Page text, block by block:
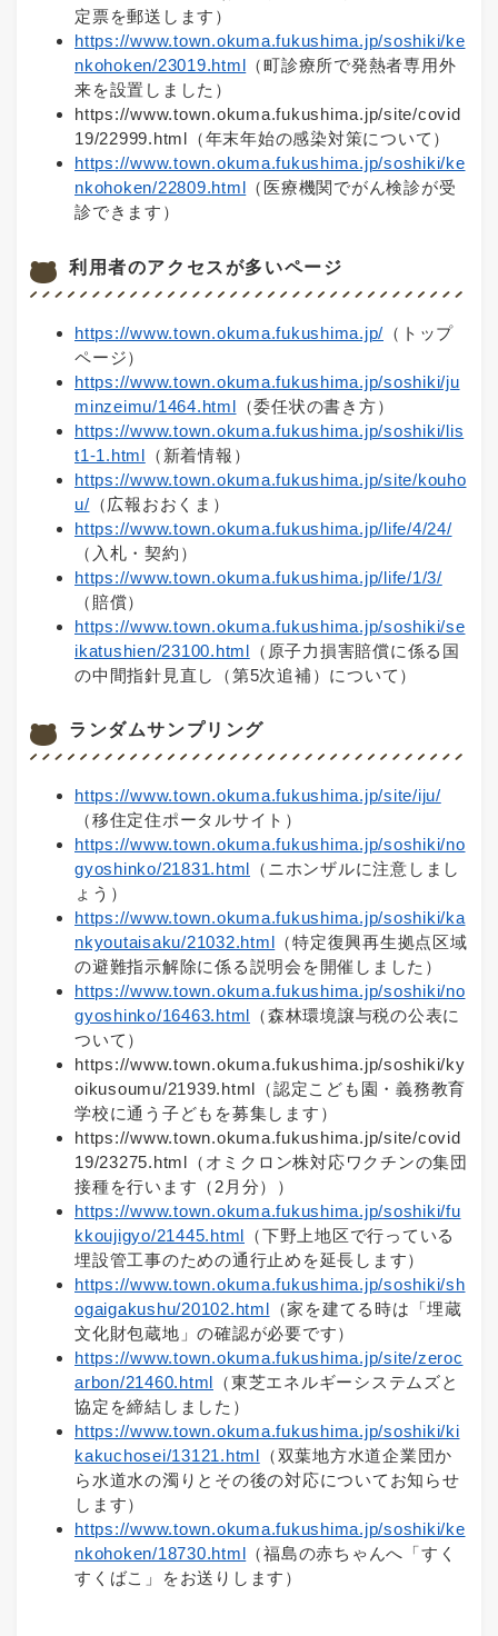
定票を郵送します）
https://www.town.okuma.fukushima.jp/soshiki/ke
nkohoken/23019.html （町診療所で発熱者専用外
来を設置しました）
https://www.town.okuma.fukushima.jp/site/covid
19/22999.html（年末年始の感染対策について）
https://www.town.okuma.fukushima.jp/soshiki/ke
nkohoken/22809.html （医療機関でがん検診が受
診できます）
利用者のアクセスが多いページ
https://www.town.okuma.fukushima.jp/ （トップ
ページ）
https://www.town.okuma.fukushima.jp/soshiki/ju
minzeimu/1464.html （委任状の書き方）
https://www.town.okuma.fukushima.jp/soshiki/lis
t1-1.html （新着情報）
https://www.town.okuma.fukushima.jp/site/kouho
u/ （広報おおくま）
https://www.town.okuma.fukushima.jp/life/4/24/
（入札・契約）
https://www.town.okuma.fukushima.jp/life/1/3/
（賠償）
https://www.town.okuma.fukushima.jp/soshiki/se
ikatushien/23100.html （原子力損害賠償に係る国
の中間指針見直し（第5次追補）について）
ランダムサンプリング
https://www.town.okuma.fukushima.jp/site/iju/
（移住定住ポータルサイト）
https://www.town.okuma.fukushima.jp/soshiki/no
gyoshinko/21831.html
（ニホンザルに注意しまし
ょう）
https://www.town.okuma.fukushima.jp/soshiki/ka
nkyoutaisaku/21032.html
（特定復興再生拠点区域
の避難指示解除に係る説明会を開催しました）
https://www.town.okuma.fukushima.jp/soshiki/no
gyoshinko/16463.html
（森林環境譲与税の公表に
ついて）
https://www.town.okuma.fukushima.jp/soshiki/ky
oikusoumu/21939.html（認定こども園・義務教育
学校に通う子どもを募集します）
https://www.town.okuma.fukushima.jp/site/covid
19/23275.html（オミクロン株対応ワクチンの集団
接種を行います（2月分））
https://www.town.okuma.fukushima.jp/soshiki/fu
kkoujigyo/21445.html
（下野上地区で行っている
埋設管工事のための通行止めを延長します）
https://www.town.okuma.fukushima.jp/soshiki/sh
ogaigakushu/20102.html
（家を建てる時は「埋蔵
文化財包蔵地」の確認が必要です）
https://www.town.okuma.fukushima.jp/site/zeroc
arbon/21460.html
（東芝エネルギーシステムズと
協定を締結しました）
https://www.town.okuma.fukushima.jp/soshiki/ki
kakuchosei/13121.html
（双葉地方水道企業団か
ら水道水の濁りとその後の対応についてお知らせ
します）
https://www.town.okuma.fukushima.jp/soshiki/ke
nkohoken/18730.html
（福島の赤ちゃんへ「すく
すくばこ」をお送りします）